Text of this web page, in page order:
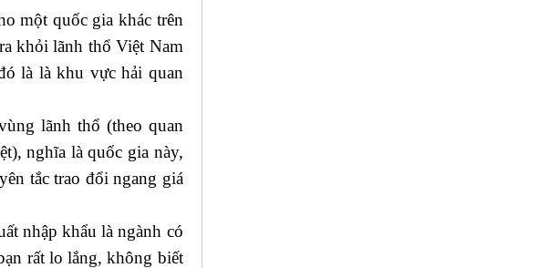
một quốc gia khác trên
khỏi lãnh thổ Việt Nam
là là khu vực hải quan
lãnh thổ (theo quan
nghĩa là quốc gia này,
tắc trao đổi ngang giá
nhập khẩu là ngành có
rất lo lắng, không biết